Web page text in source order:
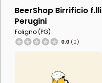
BeerShop Birrificio f.lli
Perugini
Foligno (PG)
0.0 (0)